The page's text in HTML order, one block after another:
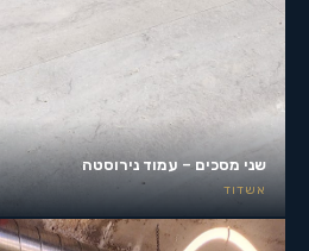
שני מסכים – עמוד נירוסטה
אשדוד